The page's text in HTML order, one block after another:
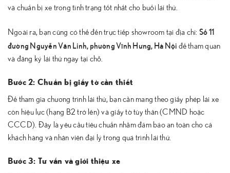
và chuẩn bị xe trong tình trạng tốt nhất cho buổi lái thử.
Ngoài ra, bạn cũng có thể đến trực tiếp showroom tại địa chỉ: Số 11
đường Nguyễn Văn Linh, phường Vĩnh Hưng, Hà Nội để tham quan
và đăng ký lái thử ngay tại chỗ.
Bước 2: Chuẩn bị giấy tờ cần thiết
Để tham gia chương trình lái thử, bạn cần mang theo giấy phép lái xe
còn hiệu lực (hạng B2 trở lên) và giấy tờ tùy thân (CMND hoặc
CCCD). Đây là yêu cầu tiêu chuẩn nhằm đảm bảo an toàn cho cả
khách hàng và nhân viên đại lý trong quá trình lái thử.
Bước 3: Tư vấn và giới thiệu xe